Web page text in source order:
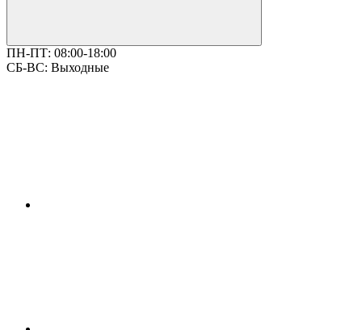
ПН-ПТ: 08:00-18:00
СБ-ВС: Выходные